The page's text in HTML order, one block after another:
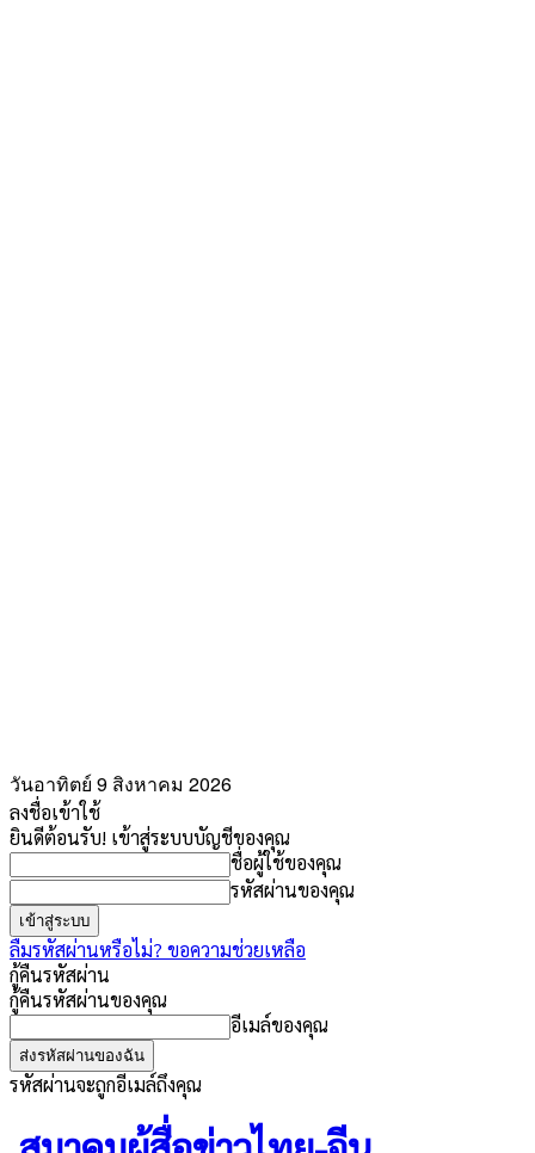
วันอาทิตย์ 9 สิงหาคม 2026
ลงชื่อเข้าใช้
ยินดีต้อนรับ! เข้าสู่ระบบบัญชีของคุณ
ชื่อผู้ใช้ของคุณ
รหัสผ่านของคุณ
ลืมรหัสผ่านหรือไม่? ขอความช่วยเหลือ
กู้คืนรหัสผ่าน
กู้คืนรหัสผ่านของคุณ
อีเมล์ของคุณ
รหัสผ่านจะถูกอีเมล์ถึงคุณ